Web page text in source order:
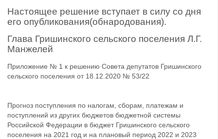
Настоящее решение вступает в силу со дня
его опубликования(обнародования).
Глава Гришинского сельского поселения Л.Г.
Манжелей
Приложение № 1 к решению Совета депутатов Гришинского
сельского поселения от 18.12.2020 № 53/22
Прогноз поступления по налогам, сборам, платежам и
поступлений из других бюджетов бюджетной системы
Российской Федерации в бюджет Гришинского сельского
поселения на 2021 год и на плановый период 2022 и 2023